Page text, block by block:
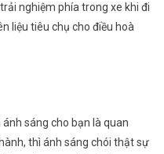
nghiệm phía trong xe khi đi
liệu tiêu chụ cho điều hoà
sáng cho bạn là quan
thì ánh sáng chói thật sự